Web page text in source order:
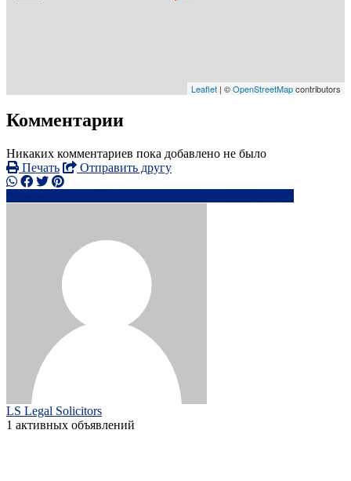
Leaflet | ©OpenStreetMapcontributors
Комментарии
Никаких комментариев пока добавлено не было
Печать
Отправить другу
LS Legal Solicitors
1 активных объявлений